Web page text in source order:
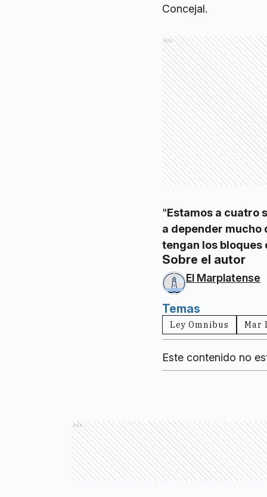
Concejal.
Ads
"Estamos a cuatro
a depender mucho
tengan los bloques
Sobre el autor
El Marplatense
Temas
Ley Omnibus Mar
Este contenido no
Ads